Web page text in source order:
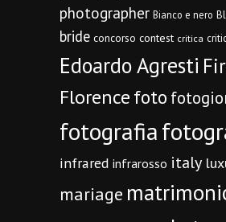
photographer Bianco e nero
bride concorso contest critica
Edoardo Agresti
Florencefoto
fotografia
infrared infrarosso italy
mariage